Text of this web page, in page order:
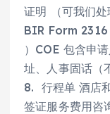
证明 （可我们
BIR Form 2316
）COE 包含申
址、人事固话（
8. 行程单 酒店
签证服务费用咨